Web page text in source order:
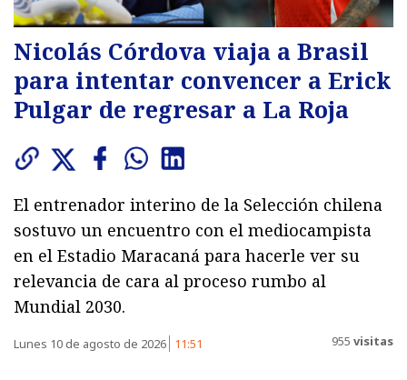
Nicolás Córdova viaja a Brasil
para intentar convencer a Erick
Pulgar de regresar a La Roja
El entrenador interino de la Selección chilena
sostuvo un encuentro con el mediocampista
en el Estadio Maracaná para hacerle ver su
relevancia de cara al proceso rumbo al
Mundial 2030.
Lunes 10 de agosto de 2026 11:51 955 visitas